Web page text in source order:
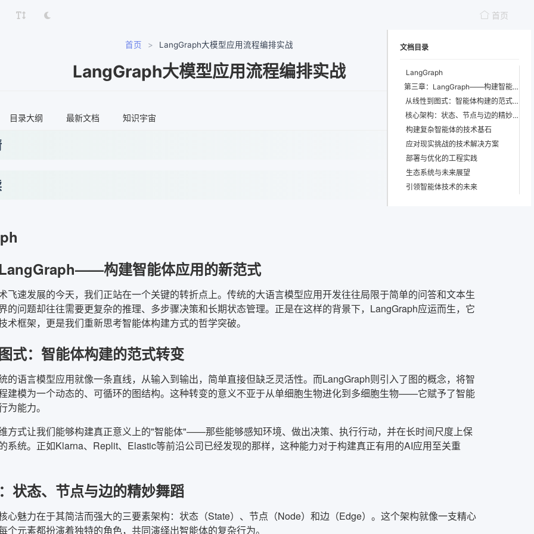
首页
首页 > LangGraph大模型应用流程编排实战
LangGraph大模型应用流程编排实战
目录大纲 最新文档 知识宇宙
构建智能体应用的新范式
飞速发展的今天，我们正站在一个关键的转折点上。传统的大语言模型应用开发往往局限于简单的问答和文本生
的问题却往往需要更复杂的推理、多步骤决策和长期状态管理。正是在这样的背景下，LangGraph应运而生，它
术框架，更是我们重新思考智能体构建方式的哲学突破。
式：智能体构建的范式转变
的语言模型应用就像一条直线，从输入到输出，简单直接但缺乏灵活性。而LangGraph则引入了图的概念，将智
建模为一个动态的、可循环的图结构。这种转变的意义不亚于从单细胞生物进化到多细胞生物——它赋予了智能
为能力。
方式让我们能够构建真正意义上的"智能体"——那些能够感知环境、做出决策、执行行动，并在长时间尺度上保
系统。正如Klarna、Replit、Elastic等前沿公司已经发现的那样，这种能力对于构建真正有用的AI应用至关重
状态、节点与边的精妙舞蹈
心魅力在于其简洁而强大的三要素架构：状态（State）、节点（Node）和边（Edge）。这个架构就像一支精心
个元素都扮演着独特的角色，共同演绎出智能体的复杂行为。
文档目录
LangGraph
第三章：LangGraph——构建智能体应用的新范式
从线性到图式：智能体构建的范式转变
核心架构：状态、节点与边的精妙舞蹈
构建复杂智能体的技术基石
应对现实挑战的技术解决方案
部署与优化的工程实践
生态系统与未来展望
引领智能体技术的未来